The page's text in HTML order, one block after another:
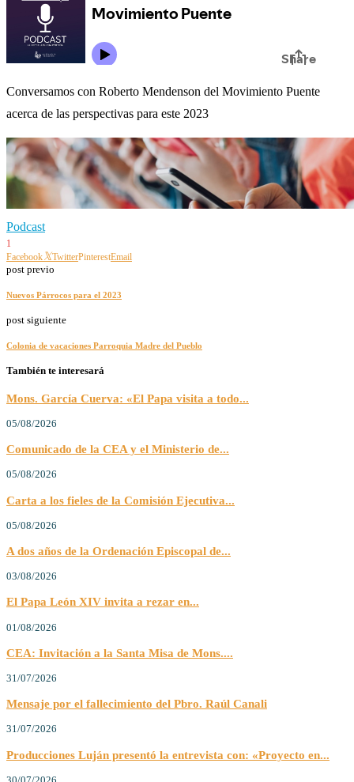
Conversamos con Roberto Mendenson del Movimiento Puente
acerca de las perspectivas para este 2023
Podcast
1
Facebook
TwitterPinterestEmail
post previo
Nuevos Párrocos para el 2023
post siguiente
Colonia de vacaciones Parroquia Madre del Pueblo
También te interesará
Mons. García Cuerva: «El Papa visita a todo...
05/08/2026
Comunicado de la CEA y el Ministerio de...
05/08/2026
Carta a los fieles de la Comisión Ejecutiva...
05/08/2026
A dos años de la Ordenación Episcopal de...
03/08/2026
El Papa León XIV invita a rezar en...
01/08/2026
CEA: Invitación a la Santa Misa de Mons....
31/07/2026
Mensaje por el fallecimiento del Pbro. Raúl Canali
31/07/2026
Producciones Luján presentó la entrevista con: «Proyecto en...